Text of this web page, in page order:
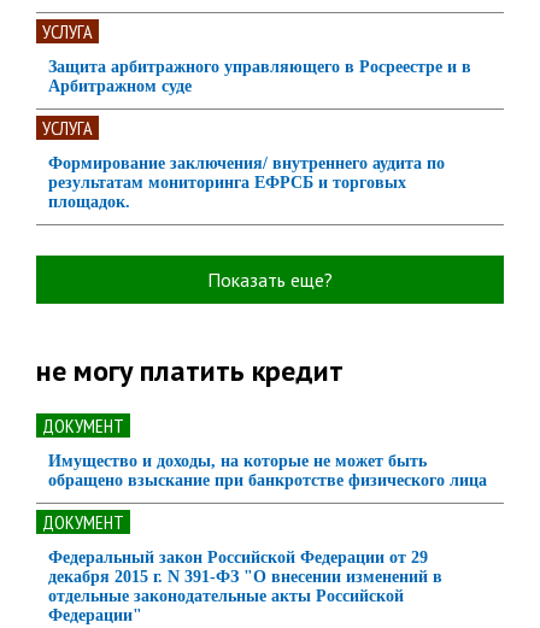
УСЛУГА
Защита арбитражного управляющего в Росреестре и в
Арбитражном суде
УСЛУГА
Формирование заключения/ внутреннего аудита по
результатам мониторинга ЕФРСБ и торговых
площадок.
Показать еще?
не могу платить кредит
ДОКУМЕНТ
Имущество и доходы, на которые не может быть
обращено взыскание при банкротстве физического лица
ДОКУМЕНТ
Федеральный закон Российской Федерации от 29
декабря 2015 г. N 391-ФЗ "О внесении изменений в
отдельные законодательные акты Российской
Федерации"